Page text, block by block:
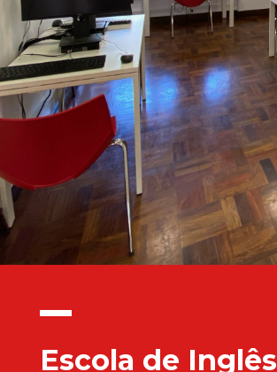
Escola de Inglês